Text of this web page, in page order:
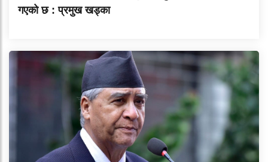
गएको छ : प्रमुख खड्का